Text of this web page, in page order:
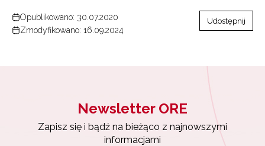
Opublikowano: 30.07.2020
Zmodyfikowano: 16.09.2024
Udostępnij
Newsletter ORE
Zapisz się i bądź na bieżąco z najnowszymi
informacjami
Zapisz się i bądź na bieżąco z najnowszymi
informacjami
o szkoleniach i programach.
osobowych przez ORE w celach marketingowych.